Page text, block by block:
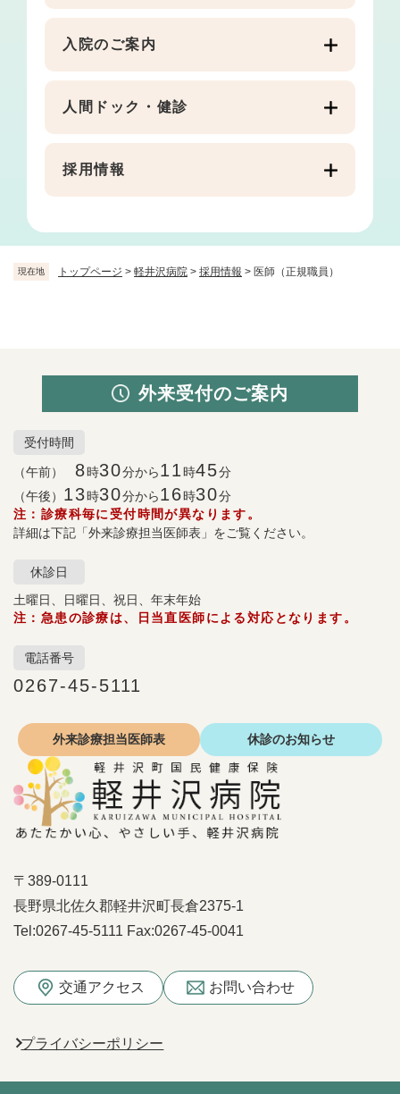
現在地 トップページ > 軽井沢病院 > 採用情報 > 医師（正規職員）
入院のご案内
人間ドック・健診
採用情報
外来受付のご案内
受付時間
（午前） 8時30分から11時45分
（午後） 13時30分から16時30分
注：診療科毎に受付時間が異なります。
詳細は下記「外来診療担当医師表」をご覧ください。
休診日
土曜日、日曜日、祝日、年末年始
注：急患の診療は、日当直医師による対応となります。
電話番号
0267-45-5111
外来診療担当医師表 休診のお知らせ
〒389-0111
長野県北佐久郡軽井沢町長倉2375-1
Tel:0267-45-5111 Fax:0267-45-0041
交通アクセス お問い合わせ
プライバシーポリシー